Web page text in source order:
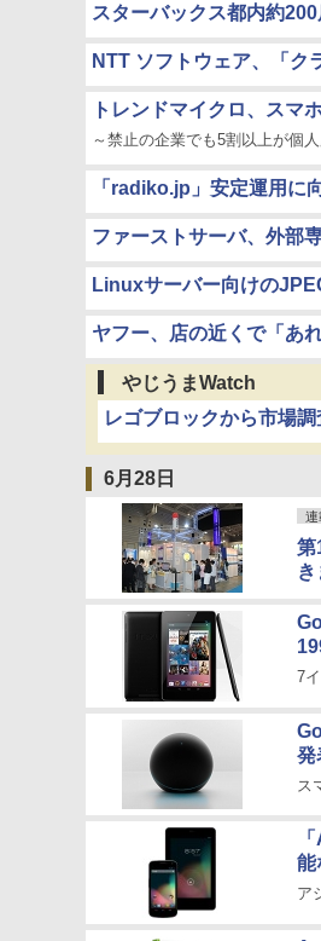
スターバックス都内約
NTT ソフトウェア、「ク
トレンドマイクロ、スマ
～禁止の企業でも5割以上が個
「radiko.jp」安定運用に
ファーストサーバ、外部
Linuxサーバー向けの
ヤフー、店の近くで「あ
やじうまWatch
レゴブロックから市場
6月28日
連
第
7
発
ス
能
ア